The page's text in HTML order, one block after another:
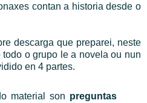
contan a historia desde o
descarga que preparei, neste
o grupo le a novela ou nun
en 4 partes.
material son preguntas